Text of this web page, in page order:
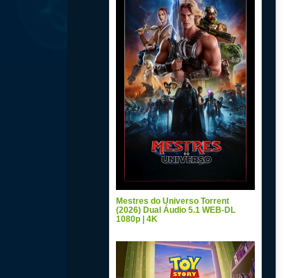
Mestres do Universo Torrent
(2026) Dual Áudio 5.1 WEB-DL
1080p | 4K